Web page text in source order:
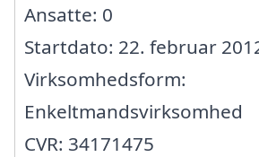
Ansatte: 0
Startdato: 22. februar
Virksomhedsform:
Enkeltmandsvirksomhed
CVR: 34171475